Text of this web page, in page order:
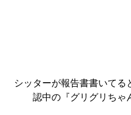
シッターが報告書書いてる
認中の『グリグリちゃ